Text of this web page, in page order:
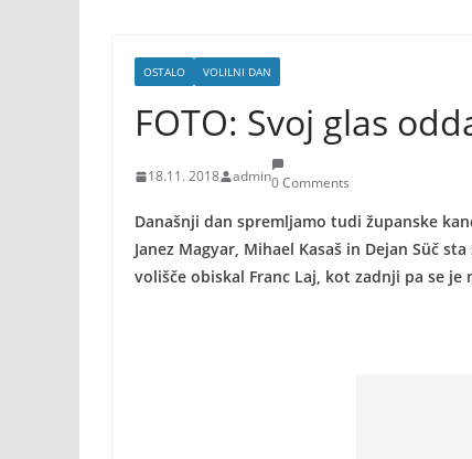
OSTALO VOLILNI DAN
FOTO: Svoj glas
18.11. 2018 admin0 Comments
Današnji dan spremljamo tudi županske
Janez Magyar, Mihael Kasaš in Dejan Süč
volišče obiskal Franc Laj, kot zadnji pa se